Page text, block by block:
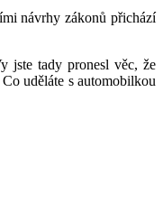
návrhy zákonů přichází
jste tady pronesl věc, že
uděláte s automobilkou